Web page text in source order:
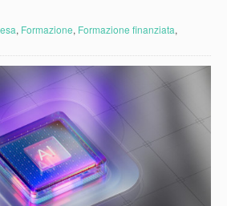
, Formazione, Formazione finanziata,